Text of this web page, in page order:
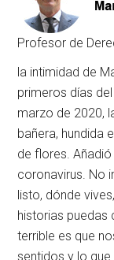
Profesor de
la intimidad de
primeros días
marzo de 2020,
bañera, hundida
de flores.
coronavirus. No
listo, dónde
historias puedas
terrible es que
sentidos y lo